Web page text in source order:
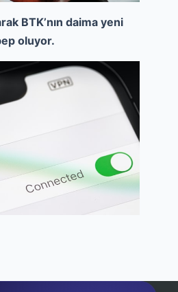
BTK’nın daima yeni
oluyor.